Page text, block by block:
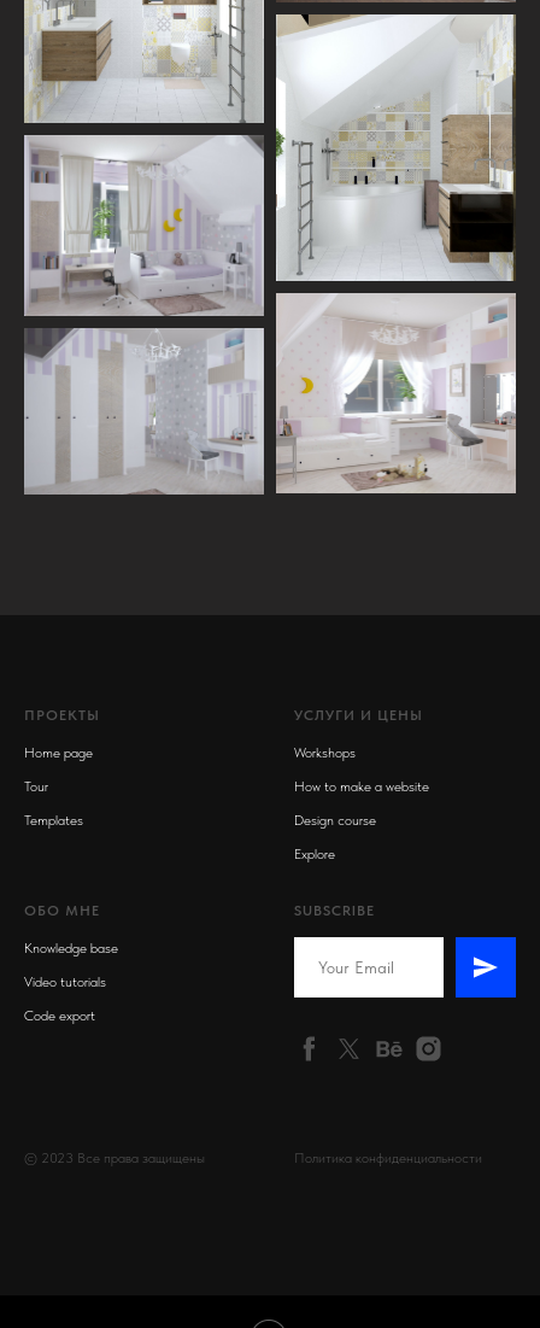
ПРОЕКТЫ
Home page
Tour
Templates
УСЛУГИ И ЦЕНЫ
Workshops
How to make a website
Design course
Explore
ОБО МНЕ
Knowledge base
Video tutorials
Code export
SUBSCRIBE
© 2023 Все права защищены Политика конфиденциальности